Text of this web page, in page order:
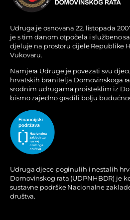
Udruga je osnovana 22. listopada
je s tim danom otpočela i službeno
djeluje na prostoru cijele Republike
Vukovaru.
Namjera Udruge je povezati svu
hrvatskih branitelja Domovinskoga
srodnim udrugama proisteklim iz
bismo zajedno gradili bolju
Udruga djece poginulih i nestalih
Domovinskog rata (UDPNHBDR) je
sustavne podrške Nacionalne
društva.